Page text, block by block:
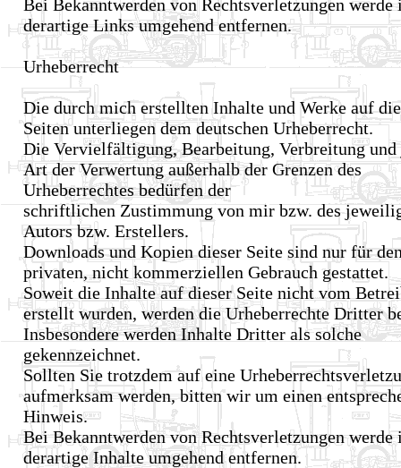
Bei Bekanntwerden von Rechtsverletzungen werde
derartige Links umgehend entfernen.
Urheberrecht
Die durch mich erstellten Inhalte und Werke auf
Seiten unterliegen dem deutschen Urheberrecht.
Die Vervielfältigung, Bearbeitung, Verbreitung und
Art der Verwertung außerhalb der Grenzen des
Urheberrechtes bedürfen der
schriftlichen Zustimmung von mir bzw. des
Autors bzw. Erstellers.
Downloads und Kopien dieser Seite sind nur für
privaten, nicht kommerziellen Gebrauch gestattet.
Soweit die Inhalte auf dieser Seite nicht vom
erstellt wurden, werden die Urheberrechte Dritter
Insbesondere werden Inhalte Dritter als solche
gekennzeichnet.
Sollten Sie trotzdem auf eine
aufmerksam werden, bitten wir um einen
Hinweis.
Bei Bekanntwerden von Rechtsverletzungen werde
derartige Inhalte umgehend entfernen.